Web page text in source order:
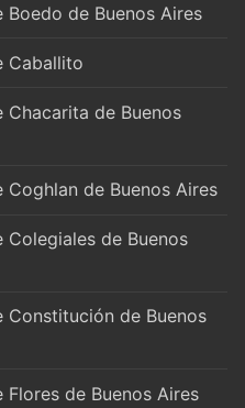
de Buenos Aires
Caballito
de Buenos
de Buenos Aires
de Buenos
de Buenos
de Buenos Aires